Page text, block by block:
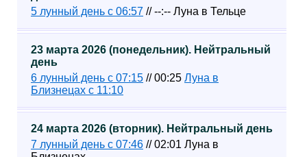
5 лунный день с 06:57 // --:-- Луна в Тельце
23 марта 2026 (понедельник). Нейтральный
день
6 лунный день с 07:15 // 00:25 Луна в
Близнецах с 11:10
24 марта 2026 (вторник). Нейтральный день
7 лунный день с 07:46 // 02:01 Луна в